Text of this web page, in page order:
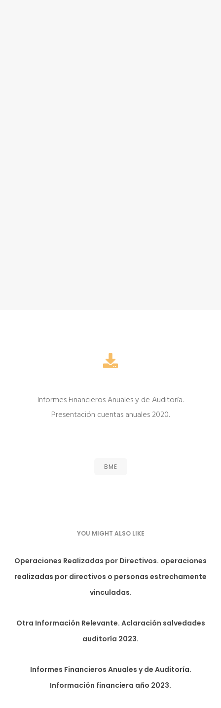
Informes Financieros Anuales y de Auditoría.
Presentación cuentas anuales 2020.
BME
YOU MIGHT ALSO LIKE
Operaciones Realizadas por Directivos. operaciones
realizadas por directivos o personas estrechamente
vinculadas.
Otra Información Relevante. Aclaración salvedades
auditoría 2023.
Informes Financieros Anuales y de Auditoría.
Información financiera año 2023.